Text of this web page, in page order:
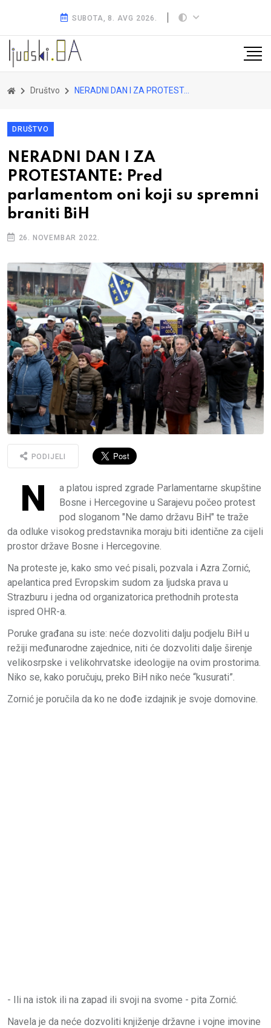
SUBOTA, 8. AVG 2026.
Društvo NERADNI DAN I ZA PROTESTANTE: Pred parlamentom oni koji su spremni braniti BiH
DRUŠTVO
NERADNI DAN I ZA
PROTESTANTE: Pred
parlamentom oni koji su spremni
braniti BiH
26. NOVEMBAR 2022.
PODIJELI
N
a platou ispred zgrade Parlamentarne skupštine
Bosne i Hercegovine u Sarajevu počeo protest
pod sloganom "Ne damo državu BiH" te traže
da odluke visokog predstavnika moraju biti identične za cijeli
prostor države Bosne i Hercegovine.
Na proteste je, kako smo već pisali, pozvala i Azra Zornić,
apelantica pred Evropskim sudom za ljudska prava u
Strazburu i jedna od organizatorica prethodnih protesta
ispred OHR-a.
Poruke građana su iste: neće dozvoliti dalju podjelu BiH u
režiji međunarodne zajednice, niti će dozvoliti dalje širenje
velikosrpske i velikohrvatske ideologije na ovim prostorima.
Niko se, kako poručuju, preko BiH niko neće “kusurati”.
Zornić je poručila da ko ne dođe izdajnik je svoje domovine.
- Ili na istok ili na zapad ili svoji na svome - pita Zornić.
Navela je da neće dozvoliti knjiženje državne i vojne imovine